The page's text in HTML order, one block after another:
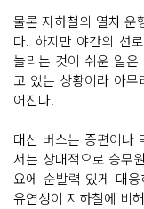
물론 지하철의 열차 운
다. 하지만 야간의 선
늘리는 것이 쉬운 일
고 있는 상황이라 아
어진다.
대신 버스는 증편이나
서는 상대적으로 승무
요에 순발력 있게 대
유연성이 지하철에 비